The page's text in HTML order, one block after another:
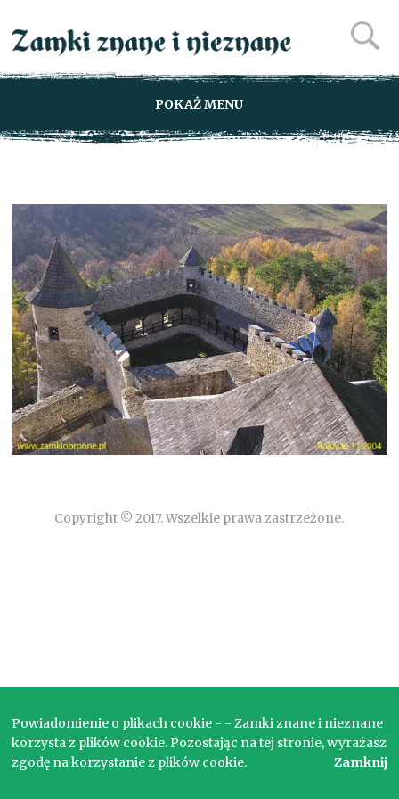
POKAŻ MENU
Copyright © 2017. Wszelkie prawa zastrzeżone.
Powiadomienie o plikach cookie - - Zamki znane i nieznane
korzysta z plików cookie. Pozostając na tej stronie, wyrażasz
zgodę na korzystanie z plików cookie.
Zamknij